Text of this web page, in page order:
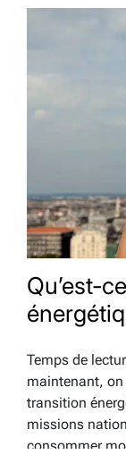
Qu’est-
Temps de
maintenant,
transition
missions
consommer